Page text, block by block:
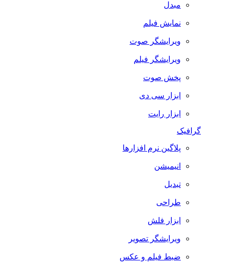
مبدل
نمایش فیلم
ویرایشگر صوت
ویرایشگر فیلم
پخش صوت
ابزار سی دی
ابزار رایت
گرافیک
پلاگین نرم افزارها
انیمیشن
تبدیل
طراحی
ابزار فلش
ویرایشگر تصویر
ضبط فيلم و عكس